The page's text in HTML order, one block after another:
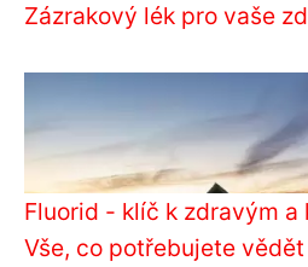
Zázrakový lék pro vaše
Fluorid - klíč k zdravým a
Vše, co potřebujete